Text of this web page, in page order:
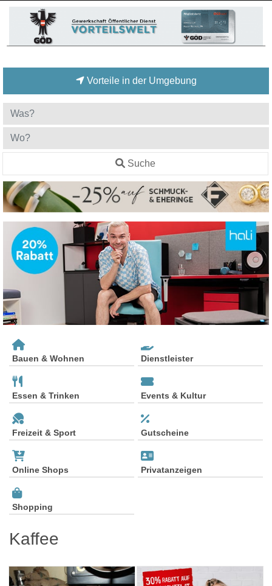
Vorteile in der Umgebung
Suche
Bauen & Wohnen Dienstleister
Essen & Trinken Events & Kultur
Freizeit & Sport Gutscheine
Online Shops Privatanzeigen
Shopping
Kaffee